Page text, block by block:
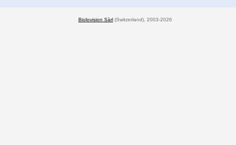
Biolovision Sàrl (Switzerland), 2003-2026